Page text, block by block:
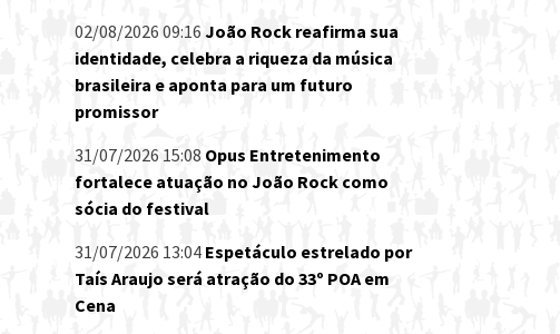
02/08/2026 09:16 João Rock reafirma sua
identidade, celebra a riqueza da música
brasileira e aponta para um futuro
promissor
31/07/2026 15:08 Opus Entretenimento
fortalece atuação no João Rock como
sócia do festival
31/07/2026 13:04 Espetáculo estrelado por
Taís Araujo será atração do 33º POA em
Cena